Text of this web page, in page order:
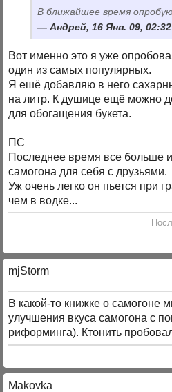
В ближайшее время
Андрей, 16 Янв. 09, 02:32
Вот именно это я уже
один из самых популярных.
Я ешё добавляю в него
на литр. К душице ещё можно
для обогащения букета.
ПС
Последнее время все больше
самогона для себя с друзьями.
Уж очень легко он пьется при
чем в водке...
mjStоrm
В какой-то книжке о самогоне
улучшения вкуса самогона с
риформинга). Ктонить
Makovka